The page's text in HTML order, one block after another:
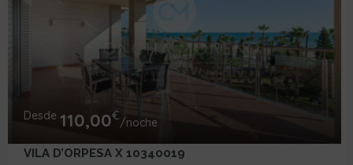
Desde 110,00€/noche
VILA D’ORPESA X 10340019